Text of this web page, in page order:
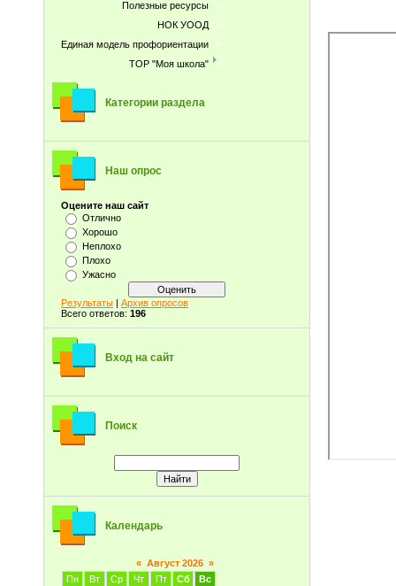
Полезные ресурсы
НОК УООД
Единая модель профориентации
ТОР "Моя школа"
Категории раздела
Наш опрос
Оцените наш сайт
Отлично
Хорошо
Неплохо
Плохо
Ужасно
Результаты | Архив опросов
Всего ответов: 196
Вход на сайт
Поиск
Календарь
« Август 2026 »
Пн
Вт Ср Чт Пт Сб
Вс